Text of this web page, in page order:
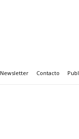
Newsletter Contacto